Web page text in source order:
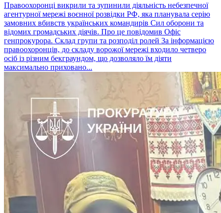
Правоохоронці викрили та зупинили діяльність небезпечної
агентурної мережі воєнної розвідки РФ, яка планувала серію
замовних вбивств українських командирів Сил оборони та
відомих громадських діячів. Про це повідомив Офіс
генпрокурора. Склад групи та розподіл ролей За інформацією
правоохоронців, до складу ворожої мережі входило четверо
осіб із різним бекграундом, що дозволяло їм діяти
максимально приховано...